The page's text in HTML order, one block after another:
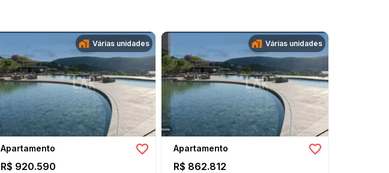
Várias unidades
Apartamento
R$ 920.590
Várias unidades
Apartamento
R$ 862.812